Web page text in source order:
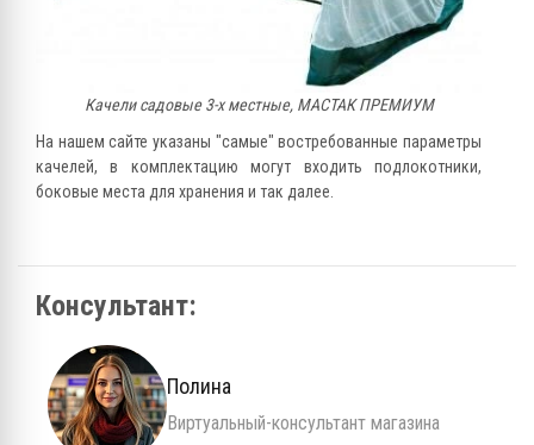
Качели садовые 3-х местные, МАСТАК ПРЕМИУМ
На нашем сайте указаны "самые" востребованные параметры
качелей, в комплектацию могут входить подлокотники,
боковые места для хранения и так далее.
Консультант:
Полина
Виртуальный-консультант магазина